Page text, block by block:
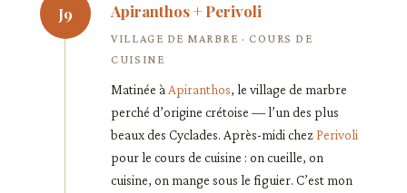
J9 Apiranthos + Perivoli
VILLAGE DE MARBRE · COURS DE
CUISINE
Matinée à Apiranthos, le village de marbre
perché d’origine crétoise — l’un des plus
beaux des Cyclades. Après-midi chez Perivoli
pour le cours de cuisine : on cueille, on
cuisine, on mange sous le figuier. C’est mon